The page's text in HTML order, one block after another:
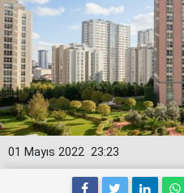
23:23
01 Mayıs 2022